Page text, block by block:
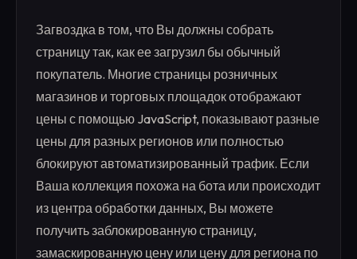
Загвоздка в том, что Вы должны собрать
страницу так, как ее загрузил бы обычный
покупатель. Многие страницы розничных
магазинов и торговых площадок отображают
цены с помощью JavaScript, показывают разные
цены для разных регионов или полностью
блокируют автоматизированный трафик. Если
Ваша коллекция похожа на бота или происходит
из центра обработки данных, Вы можете
получить заблокированную страницу,
замаскированную цену или цену для региона по